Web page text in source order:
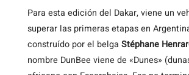
Para esta edición del Dakar, viene un
superar las primeras etapas en
construído por el belga Stéphane
nombre DunBee viene de «Dunes»